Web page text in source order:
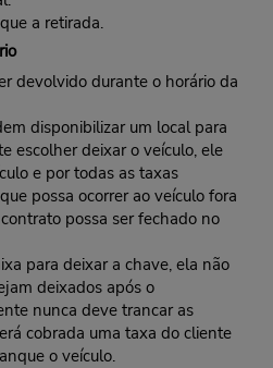
a retirada.
devolvido durante o horário da
disponibilizar um local para
escolher deixar o veículo, ele
e por todas as taxas
possa ocorrer ao veículo fora
possa ser fechado no
para deixar a chave, ela não
deixados após o
nunca deve trancar as
cobrada uma taxa do cliente
o veículo.